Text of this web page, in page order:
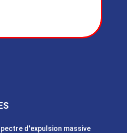
d'expulsion massive